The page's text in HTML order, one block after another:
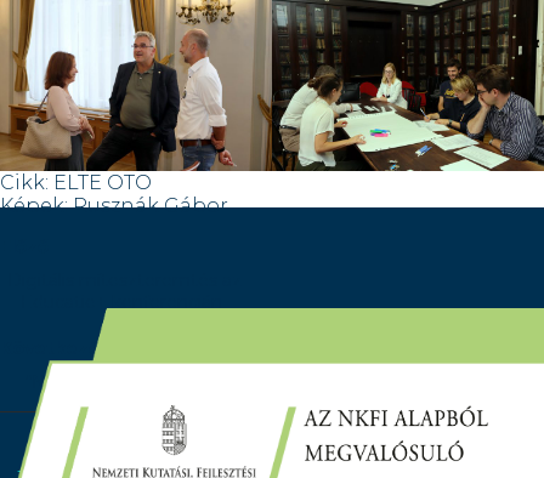
Cikk: ELTE OTO
Képek: Rusznák Gábor
Következő
“Nincsenek az országban kiválóbb szakemberek ezen a
területen” – IX. DOKK WS
Copyright © 2024-2028 Készült a Eötvös Loránd